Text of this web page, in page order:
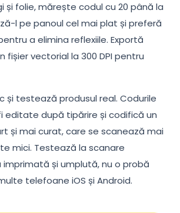
și folie, mărește codul cu 20 până la
l pe panoul cel mai plat și preferă
a elimina reflexiile. Exportă
fișier vectorial la 300 DPI pentru
și testează produsul real. Codurile
editate după tipărire și codifică un
și mai curat, care se scanează mai
mici. Testează la scanare
și umplută, nu o probă
telefoane iOS și Android.